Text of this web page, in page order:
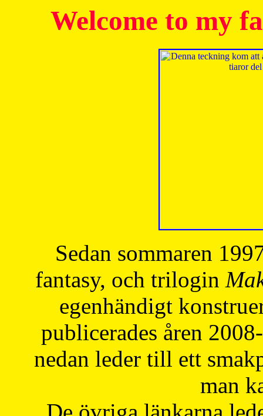
Welcome to my
Sedan sommaren
fantasy, och trilogin
egenhändigt
publicerades åren
nedan leder till ett
man